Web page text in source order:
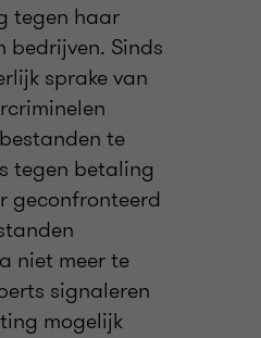
tegen haar
bedrijven. Sinds
sprake van
te
tegen betaling
geconfronteerd
niet meer te
signaleren
mogelijk